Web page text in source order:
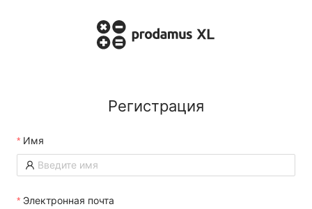
Регистрация
Имя
Электронная почта